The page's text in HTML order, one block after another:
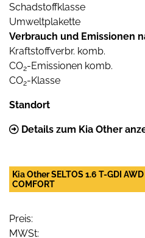
Schadstoffklasse
Umweltplakette
Verbrauch und Emissionen
Kraftstoffverbr. komb.
CO2-Emissionen komb.
CO2-Klasse
Standort
Details zum Kia Other
Kia Other SELTOS 1.6 T-GDI
COMFORT
Preis:
MWSt: